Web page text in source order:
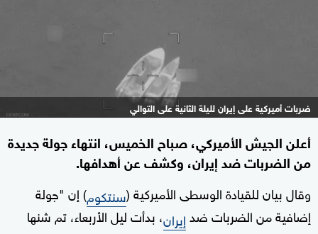
ضربات أميركية على إيران لليلة الثانية على التوالي
أعلن الجيش الأميركي، صباح الخميس، انتهاء جولة جديدة
من الضربات ضد إيران، وكشف عن أهدافها.
وقال بيان للقيادة الوسطى الأميركية (سنتكوم) إن "جولة
إضافية من الضربات ضدإيران، بدأت ليل الأربعاء، تم شنها